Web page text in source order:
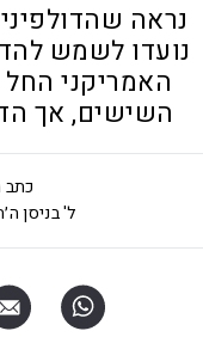
נראה
נועדו לשמש
האמריקני החל
השישים, אך
כתב
ל' בניסן